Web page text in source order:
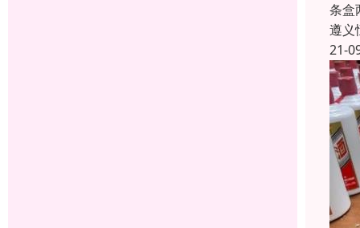
条盒
遵义
21-